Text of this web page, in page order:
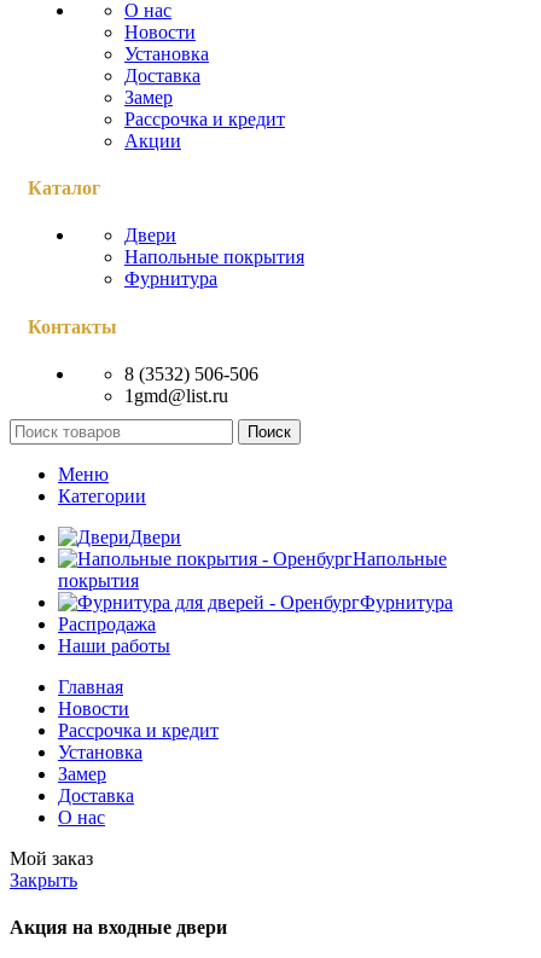
О нас
Новости
Установка
Доставка
Замер
Рассрочка и кредит
Акции
Каталог
Двери
Напольные покрытия
Фурнитура
Контакты
8 (3532) 506-506
1gmd@list.ru
Поиск
Меню
Категории
Двери
Напольные
покрытия
Фурнитура
Распродажа
Наши работы
Главная
Новости
Рассрочка и кредит
Установка
Замер
Доставка
О нас
Мой заказ
Закрыть
Акция на входные двери